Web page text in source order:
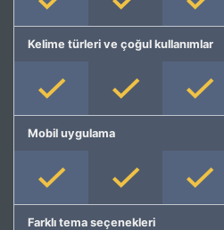
Kelime türleri ve çoğul kullanımlar
Mobil uygulama
Farklı tema seçenekleri